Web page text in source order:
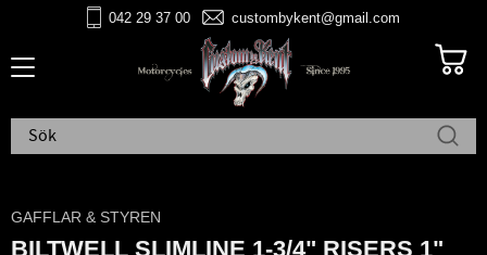
042 29 37 00 custombykent@gmail.com
GAFFLAR & STYREN
BILTWELL SLIMLINE 1-3/4" RISERS 1"